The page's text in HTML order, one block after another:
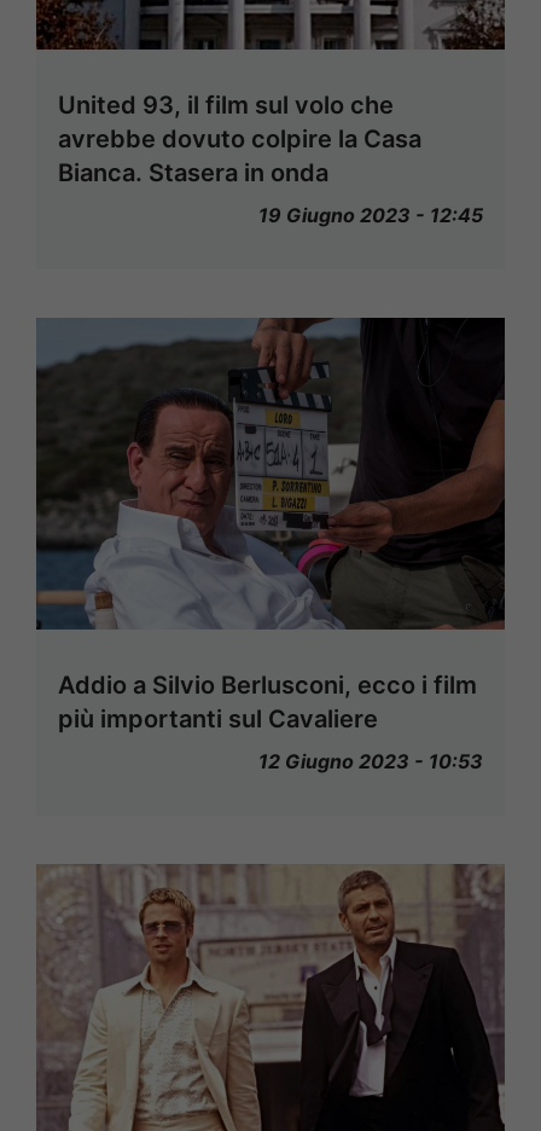
United 93, il film sul volo che
avrebbe dovuto colpire la Casa
Bianca. Stasera in onda
19 Giugno 2023 - 12:45
Addio a Silvio Berlusconi, ecco i film
più importanti sul Cavaliere
12 Giugno 2023 - 10:53